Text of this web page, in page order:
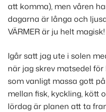
att komma), men våren
dagarna är långa och
VÄRMER är ju helt magisk!
Igår satt jag ute i solen
när jag skrev matsedel
som vanligt massa gott
mellan fisk, kyckling, kött
lördag är planen att ta